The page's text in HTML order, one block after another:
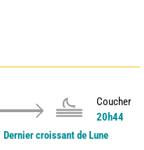
Coucher
20h44
Dernier croissant de Lune